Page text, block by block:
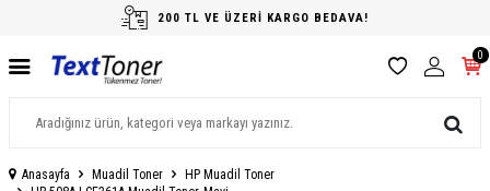
200 TL VE ÜZERİ KARGO BEDAVA!
0
Anasayfa Muadil Toner
HP Muadil Toner